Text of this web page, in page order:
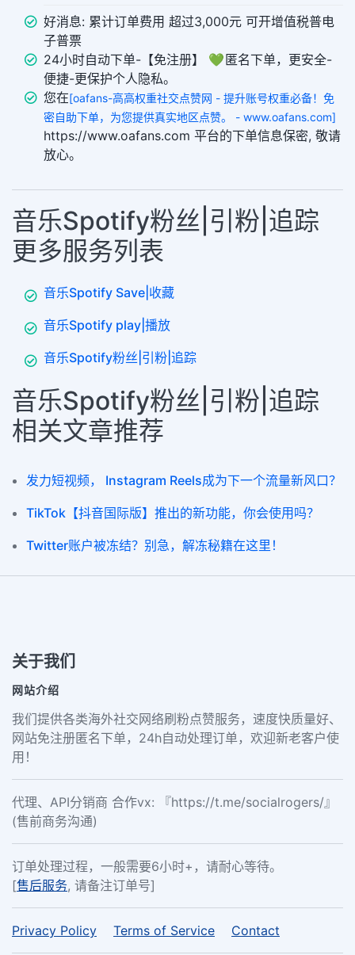
好消息: 累计订单费用 超过3,000元 可开增值税普电
子普票
24小时自动下单-【免注册】 💚 匿名下单，更安全-
便捷-更保护个人隐私。
您在[oafans-高高权重社交点赞网 - 提升账号权重必备！免
密自助下单，为您提供真实地区点赞。 - www.oafans.com]
https://www.oafans.com 平台的下单信息保密, 敬请
放心。
音乐Spotify粉丝|引粉|追踪
更多服务列表
音乐Spotify Save|收藏
音乐Spotify play|播放
音乐Spotify粉丝|引粉|追踪
音乐Spotify粉丝|引粉|追踪
相关文章推荐
发力短视频， Instagram Reels成为下一个流量新风口？
TikTok【抖音国际版】推出的新功能，你会使用吗？
Twitter账户被冻结？别急，解冻秘籍在这里！
关于我们
网站介绍
我们提供各类海外社交网络刷粉点赞服务，速度快质量好、
网站免注册匿名下单，24h自动处理订单，欢迎新老客户使
用！
代理、API分销商 合作vx: 『https://t.me/socialrogers/』
(售前商务沟通)
订单处理过程，一般需要6小时+，请耐心等待。
[售后服务, 请备注订单号]
Privacy Policy Terms of Service Contact